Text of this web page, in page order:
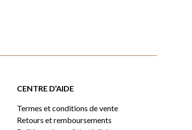
CENTRE D’AIDE
Termes et conditions de vente
Retours et remboursements